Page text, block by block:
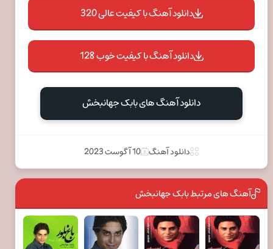
دانلود آهنگ با کیفیت عالی 320
دانلود آهنگ با کیفیت خوب 128
دانلود آهنگ های بابک جهانبخش
دانلود آهنگ 10 آگوست 2023
آهنگ های مرتبط بابک جهانبخش